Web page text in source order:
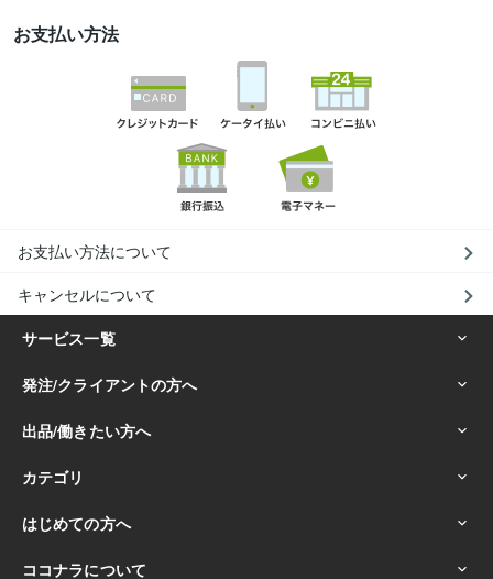
お支払い方法
お支払い方法について
キャンセルについて